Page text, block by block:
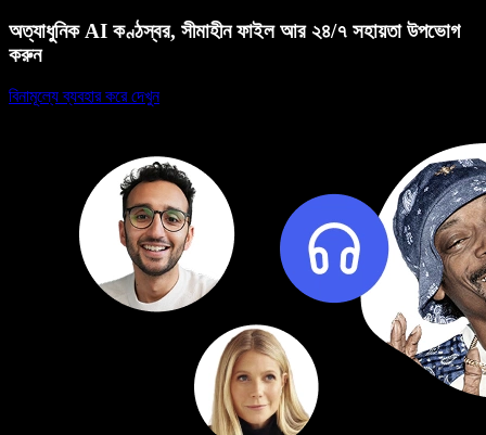
অত্যাধুনিক AI কণ্ঠস্বর, সীমাহীন ফাইল আর ২৪/৭ সহায়তা উপভোগ
করুন
বিনামূল্যে ব্যবহার করে দেখুন